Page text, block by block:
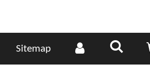
Sitemap